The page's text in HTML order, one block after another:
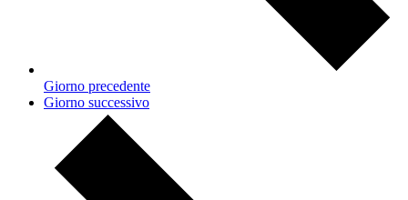
Giorno precedente
Giorno successivo